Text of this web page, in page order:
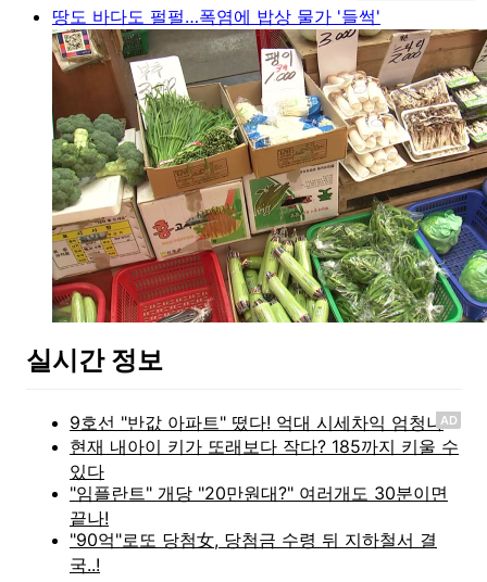
땅도 바다도 펄펄…폭염에 밥상 물가 '들썩'
실시간 정보
AD